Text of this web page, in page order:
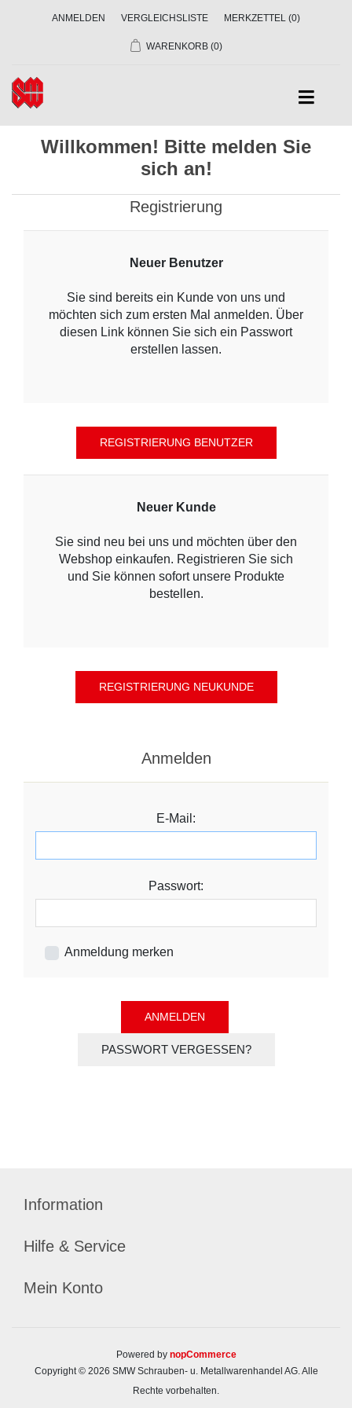
ANMELDEN VERGLEICHSLISTE MERKZETTEL (0)
WARENKORB (0)
Willkommen! Bitte melden Sie
sich an!
Registrierung
Neuer Benutzer
Sie sind bereits ein Kunde von uns und
möchten sich zum ersten Mal anmelden. Über
diesen Link können Sie sich ein Passwort
erstellen lassen.
Neuer Kunde
Sie sind neu bei uns und möchten über den
Webshop einkaufen. Registrieren Sie sich
und Sie können sofort unsere Produkte
bestellen.
Anmelden
E-Mail:
Passwort:
Anmeldung merken
PASSWORT VERGESSEN?
Information
Hilfe & Service
Mein Konto
Powered by nopCommerce
Copyright © 2026 SMW Schrauben- u. Metallwarenhandel AG. Alle
Rechte vorbehalten.